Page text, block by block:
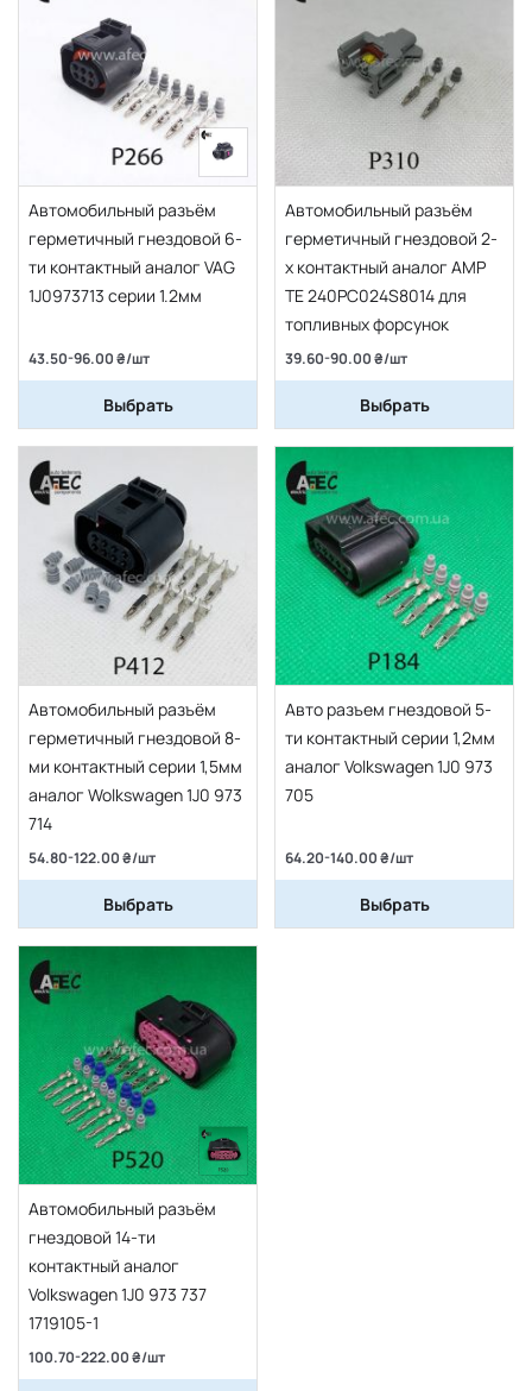
Автомобильный разъём
герметичный гнездовой 6-
ти контактный аналог VAG
1J0973713 серии 1.2мм
43.50-96.00 ₴/шт
Выбрать
Автомобильный разъём
герметичный гнездовой 2-
х контактный аналог AMP
TE 240PC024S8014 для
топливных форсунок
39.60-90.00 ₴/шт
Выбрать
Автомобильный разъём
герметичный гнездовой 8-
ми контактный серии 1,5мм
аналог Wolkswagen 1J0 973
714
54.80-122.00 ₴/шт
Выбрать
Авто разъем гнездовой 5-
ти контактный серии 1,2мм
аналог Volkswagen 1J0 973
705
64.20-140.00 ₴/шт
Выбрать
Автомобильный разъём
гнездовой 14-ти
контактный аналог
Volkswagen 1J0 973 737
1719105-1
100.70-222.00 ₴/шт